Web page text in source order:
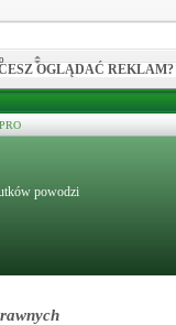
OGLĄDAĆ REKLAM?
powodzi